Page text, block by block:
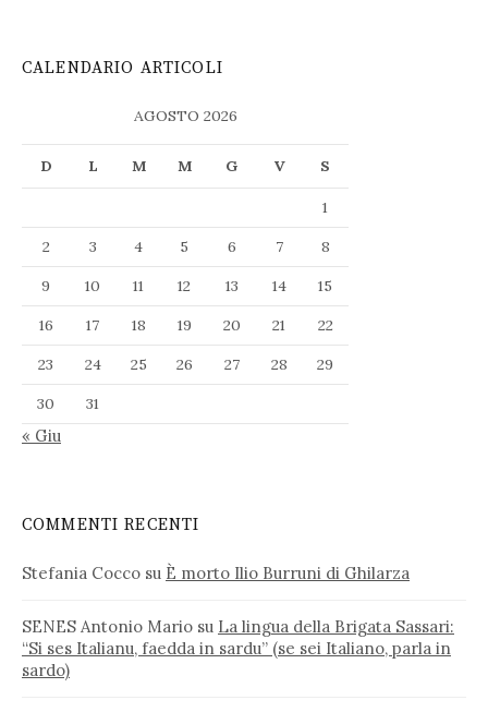
CALENDARIO ARTICOLI
AGOSTO 2026
D L M M G V S
1
2
3 4 5 6 7
8
9
10 11 12 13 14
15
16
17 18 19 20 21
22
23
24 25 26 27 28
29
30
31
« Giu
COMMENTI RECENTI
Stefania Cocco su È morto Ilio Burruni di Ghilarza
SENES Antonio Mario su La lingua della Brigata Sassari:
“Si ses Italianu, faedda in sardu” (se sei Italiano, parla in
sardo)